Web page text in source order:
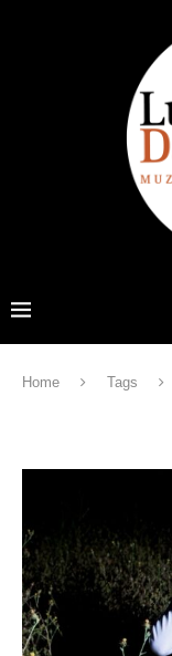
Home Tags